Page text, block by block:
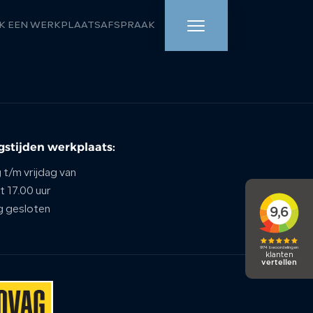
EEN WERKPLAATSAFSPRAAK
WERKPLAATS
werkplaats:
t/m vrijdag van
17.00 uur
gesloten